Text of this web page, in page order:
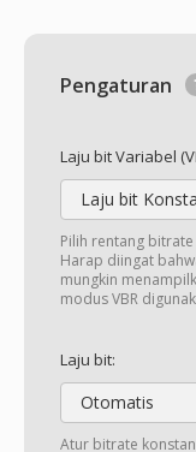
Pengaturan
Laju bit Variabel
Laju bit
Pilih rentang bitrate
Harap diingat
mungkin
modus VBR
Laju bit:
Otomatis
Atur bitrate